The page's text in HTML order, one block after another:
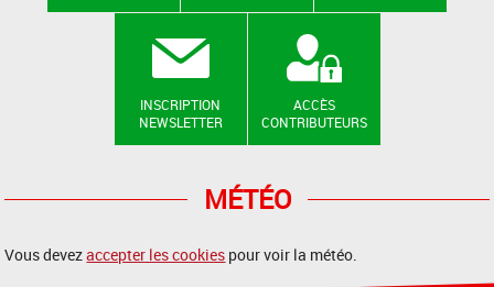
INSCRIPTION
NEWSLETTER
ACCÈS
CONTRIBUTEURS
MÉTÉO
Vous devezaccepter les cookies pour voir la météo.